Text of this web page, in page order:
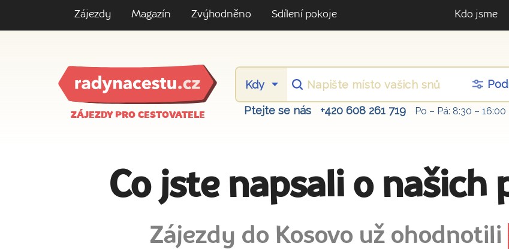
Zájezdy Magazín Zvýhodněno Sdílení pokoje Kdo jsme
ZÁJEZDY PRO CESTOVATELE Ptejte se nás +420 608 261 719 Po – Pá: 8:30 – 16:00
Co jste napsali o našich
Zájezdy do Kosovo už ohodnotili